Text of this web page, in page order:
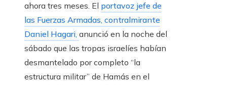
ahora tres meses. El portavoz jefe de
las Fuerzas Armadas, contralmirante
Daniel Hagari, anunció en la noche del
sábado que las tropas israelíes habían
desmantelado por completo “la
estructura militar” de Hamás en el